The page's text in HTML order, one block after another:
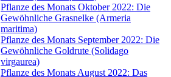
Pflanze des Monats Oktober 2022: Die
Gewöhnliche Grasnelke (Armeria
maritima)
Pflanze des Monats September 2022: Die
Gewöhnliche Goldrute (Solidago
virgaurea)
Pflanze des Monats August 2022: Das